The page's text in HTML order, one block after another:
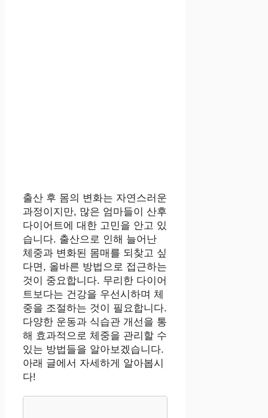
출산 후 몸의 변화는 자연스러운
과정이지만, 많은 엄마들이 산후
다이어트에 대한 고민을 안고 있
습니다. 출산으로 인해 늘어난
체중과 변화된 몸매를 되찾고 싶
다면, 올바른 방법으로 접근하는
것이 중요합니다. 무리한 다이어
트보다는 건강을 우선시하며 체
중을 조절하는 것이 필요합니다.
다양한 운동과 식습관 개선을 통
해 효과적으로 체중을 관리할 수
있는 방법들을 알아보겠습니다.
아래 글에서 자세하게 알아봅시
다!